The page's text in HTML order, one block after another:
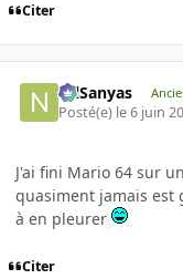
Citer
NilSanyas
Posté(e) le 6 juin
J'ai fini Mario 64 sur
quasiment jamais est
à en pleurer
Citer